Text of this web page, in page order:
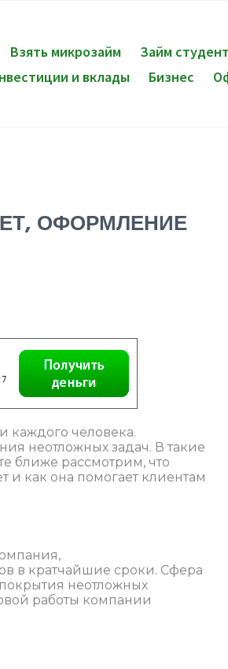
Взять микрозайм Займ
и вклады
Бизнес
ОФОРМЛЕНИЕ
каждого человека.
неотложных задач. В такие
ближе рассмотрим, что
и как она помогает клиентам
в кратчайшие сроки. Сфера
неотложных
работы компании